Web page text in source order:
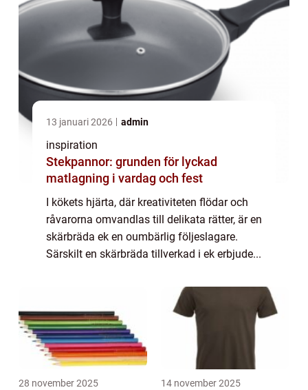
13 januari 2026 admin
inspiration
Stekpannor: grunden för lyckad
matlagning i vardag och fest
I kökets hjärta, där kreativiteten flödar och
råvarorna omvandlas till delikata rätter, är en
skärbräda ek en oumbärlig följeslagare.
Särskilt en skärbräda tillverkad i ek erbjude...
28 november 2025 14 november 2025